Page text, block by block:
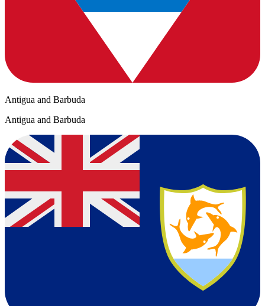
Antigua and Barbuda
Antigua and Barbuda